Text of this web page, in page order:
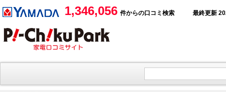
1,346,056 件からの口コミ検索 最終更新